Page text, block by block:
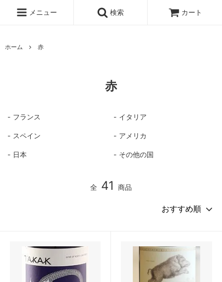
メニュー 検索 カート
ホーム 赤
赤
フランス イタリア
スペイン アメリカ
日本 その他の国
全 41 商品